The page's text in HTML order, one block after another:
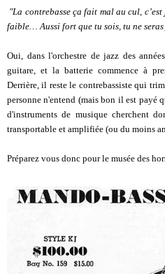
"La contrebasse ça fait mal au cul,
faible… Aussi fort que tu sois, tu ne
Oui, dans l'orchestre de jazz des
guitare, et la batterie commence à
Derrière, il reste le contrebassiste qui
personne n'entend (mais bon il est payé
d'instruments de musique cherchent
transportable et amplifiée (ou du moins
Préparez vous donc pour le musée des